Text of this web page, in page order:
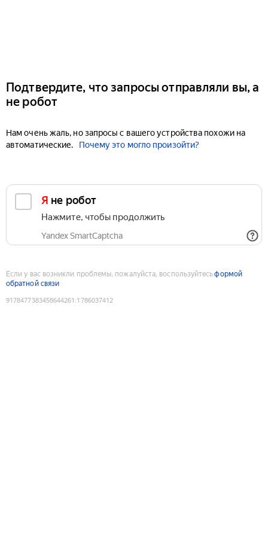
Подтвердите, что запросы отправляли вы, а
не робот
Нам очень жаль, но запросы с вашего устройства похожи на
автоматические.
Почему это могло произойти?
Я не робот
Нажмите, чтобы продолжить
Yandex SmartCaptcha
Если у вас возникли проблемы, пожалуйста, воспользуйтесьформой
обратной связи
9178477383458644261 :1786037412